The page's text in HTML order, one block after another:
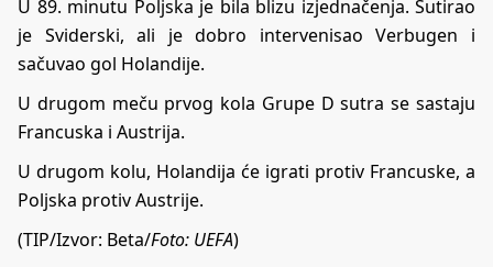
U 89. minutu Poljska je bila blizu izjednačenja. Šutirao
je Sviderski, ali je dobro intervenisao Verbugen i
sačuvao gol Holandije.
U drugom meču prvog kola Grupe D sutra se sastaju
Francuska i Austrija.
U drugom kolu, Holandija će igrati protiv Francuske, a
Poljska protiv Austrije.
(TIP/Izvor: Beta/Foto: UEFA)